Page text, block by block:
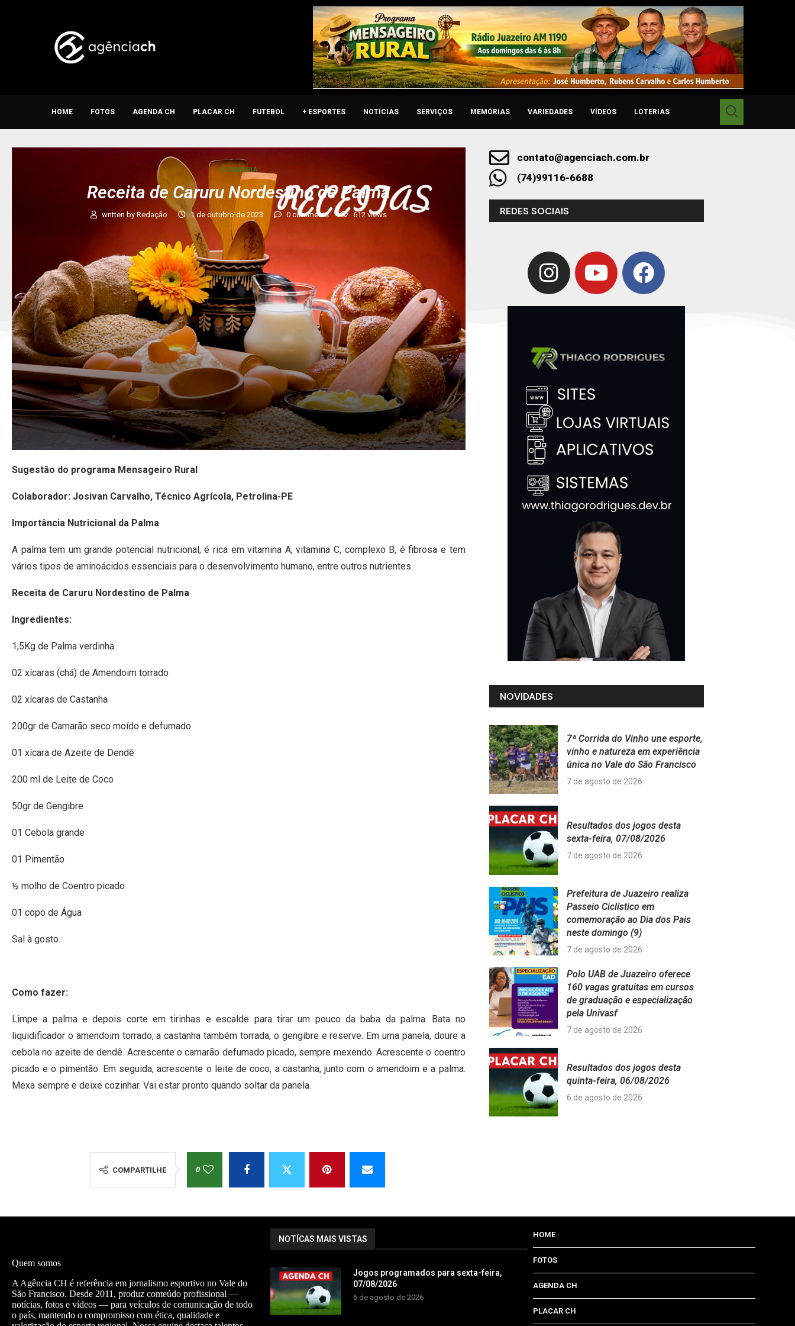
HOME FOTOS AGENDA CH PLACAR CH FUTEBOL + ESPORTES NOTÍCIAS SERVIÇOS MEMÓRIAS VARIEDADES VÍDEOS LOTERIAS
CULINÁRIA
Receita de Caruru Nordestino de Palma
written by Redação 1 de outubro de 2023 0 comments 612views
Sugestão do programa Mensageiro Rural
Colaborador: Josivan Carvalho, Técnico Agrícola, Petrolina-PE
Importância Nutricional da Palma
A palma tem um grande potencial nutricional, é rica em vitamina A, vitamina C, complexo B, é fibrosa e tem
vários tipos de aminoácidos essenciais para o desenvolvimento humano, entre outros nutrientes.
Receita de Caruru Nordestino de Palma
Ingredientes:
1,5Kg de Palma verdinha
02 xícaras (chá) de Amendoim torrado
02 xícaras de Castanha
200gr de Camarão seco moído e defumado
01 xícara de Azeite de Dendê
200 ml de Leite de Coco
50gr de Gengibre
01 Cebola grande
01 Pimentão
½ molho de Coentro picado
01 copo de Água
Sal à gosto.
Como fazer:
Limpe a palma e depois corte em tirinhas e escalde para tirar um pouco da baba da palma. Bata no
liquidificador o amendoim torrado, a castanha também torrada, o gengibre e reserve. Em uma panela, doure a
cebola no azeite de dendê. Acrescente o camarão defumado picado, sempre mexendo. Acrescente o coentro
picado e o pimentão. Em seguida, acrescente o leite de coco, a castanha, junto com o amendoim e a palma.
Mexa sempre e deixe cozinhar. Vai estar pronto quando soltar da panela.
COMPARTILHE 0
contato@agenciach.com.br
(74)99116-6688
REDES SOCIAIS
NOVIDADES
7ª Corrida do Vinho une esporte,
vinho e natureza em experiência
única no Vale do São Francisco
7 de agosto de 2026
Resultados dos jogos desta
sexta-feira, 07/08/2026
7 de agosto de 2026
Prefeitura de Juazeiro realiza
Passeio Ciclístico em
comemoração ao Dia dos Pais
neste domingo (9)
7 de agosto de 2026
Polo UAB de Juazeiro oferece
160 vagas gratuitas em cursos
de graduação e especialização
pela Univasf
7 de agosto de 2026
Resultados dos jogos desta
quinta-feira, 06/08/2026
6 de agosto de 2026
Quem somos
A Agência CH é referência em jornalismo esportivo no Vale do
São Francisco. Desde 2011, produz conteúdo profissional —
notícias, fotos e vídeos — para veículos de comunicação de todo
o país, mantendo o compromisso com ética, qualidade e
NOTÍCAS MAIS VISTAS
Jogos programados para sexta-feira,
07/08/2026
6 de agosto de 2026
HOME
FOTOS
AGENDA CH
PLACAR CH